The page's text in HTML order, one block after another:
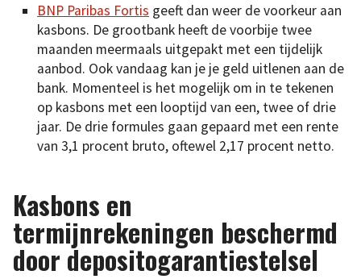
BNP Paribas Fortis geeft dan weer de voorkeur aan
kasbons. De grootbank heeft de voorbije twee
maanden meermaals uitgepakt met een tijdelijk
aanbod. Ook vandaag kan je je geld uitlenen aan de
bank. Momenteel is het mogelijk om in te tekenen
op kasbons met een looptijd van een, twee of drie
jaar. De drie formules gaan gepaard met een rente
van 3,1 procent bruto, oftewel 2,17 procent netto.
Kasbons en
termijnrekeningen beschermd
door depositogarantiestelsel